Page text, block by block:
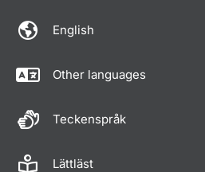
English
Other languages
Teckenspråk
Lättläst